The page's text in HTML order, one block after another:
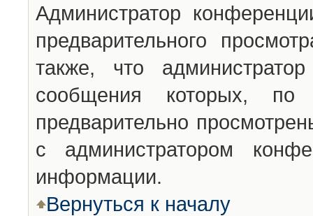
Администратор
предварительного
также, что
сообщения которых,
предварительно
с администратором
информации.
Вернуться к началу